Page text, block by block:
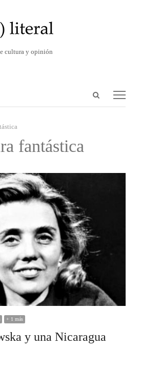
cultura y opinión
Abrir
fantástica
+ 1 más
y una Nicaragua